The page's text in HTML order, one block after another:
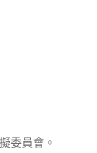
委員會。